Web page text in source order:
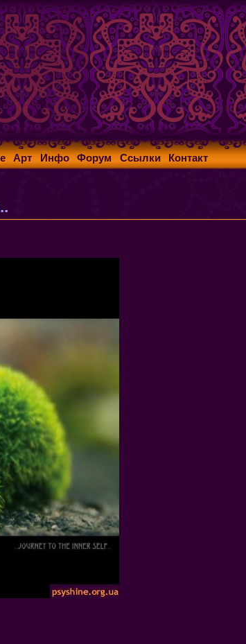
Арт Инфо Форум Ссылки Контакт